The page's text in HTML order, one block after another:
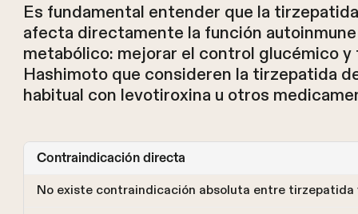
Es fundamental entender que la
afecta directamente la función
metabólico: mejorar el control glucémico
Hashimoto que consideren la tirzepatida
habitual con levotiroxina u otros
Contraindicación directa
No existe contraindicación absoluta entre tirzepatida